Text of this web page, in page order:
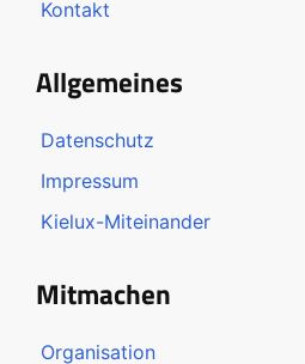
Kontakt
Allgemeines
Datenschutz
Impressum
Kielux-Miteinander
Mitmachen
Organisation